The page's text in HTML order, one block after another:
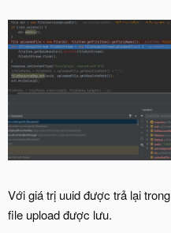
Với giá trị uuid được trả lại
file upload được lưu.